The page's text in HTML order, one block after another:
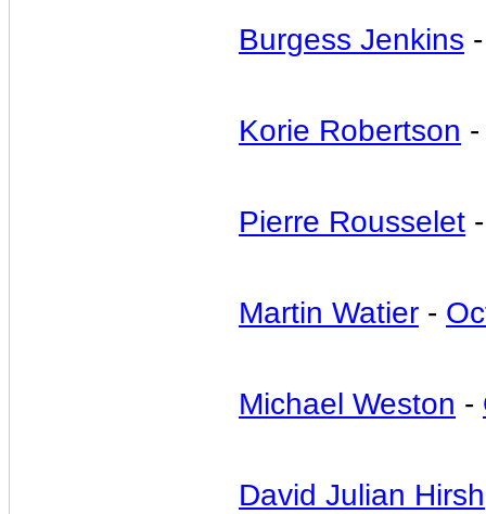
Burgess Jenkins
Korie Robertson
Pierre Rousselet
Martin Watier -
Michael Weston -
David Julian Hirsh